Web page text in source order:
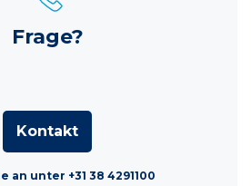
Frage?
Kontakt
an unter +31 38 4291100